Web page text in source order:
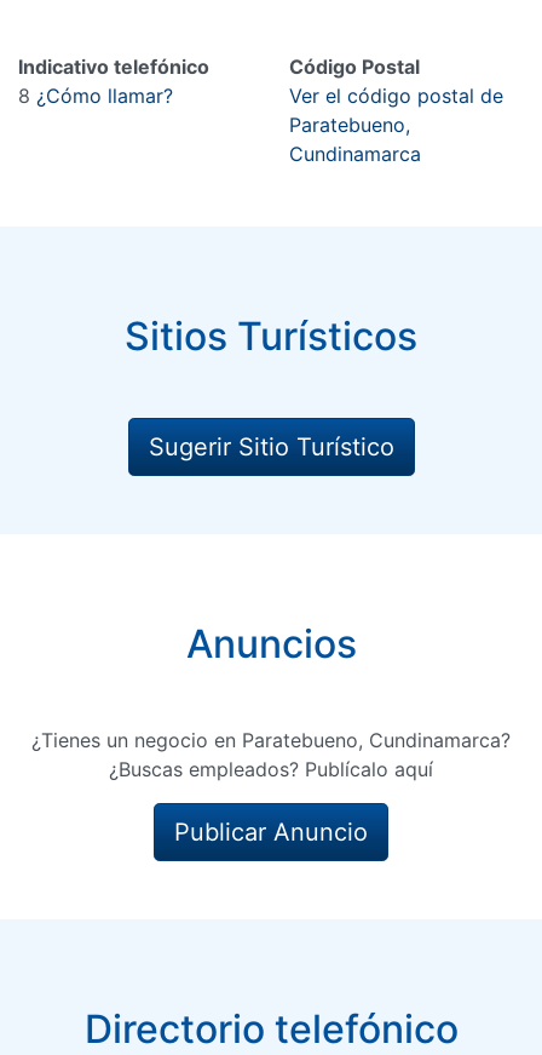
Indicativo telefónico
8 ¿Cómo llamar?
Código Postal
Ver el código postal de
Paratebueno,
Cundinamarca
Sitios Turísticos
Sugerir Sitio Turístico
Anuncios
¿Tienes un negocio en Paratebueno, Cundinamarca?
¿Buscas empleados? Publícalo aquí
Publicar Anuncio
Directorio telefónico